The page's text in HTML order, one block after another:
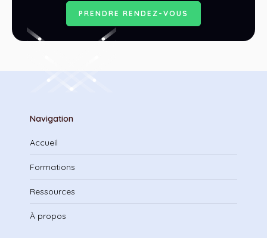
P RE ND RE RE ND E Z - VO US
Navigation
Accueil
Formations
Ressources
À propos